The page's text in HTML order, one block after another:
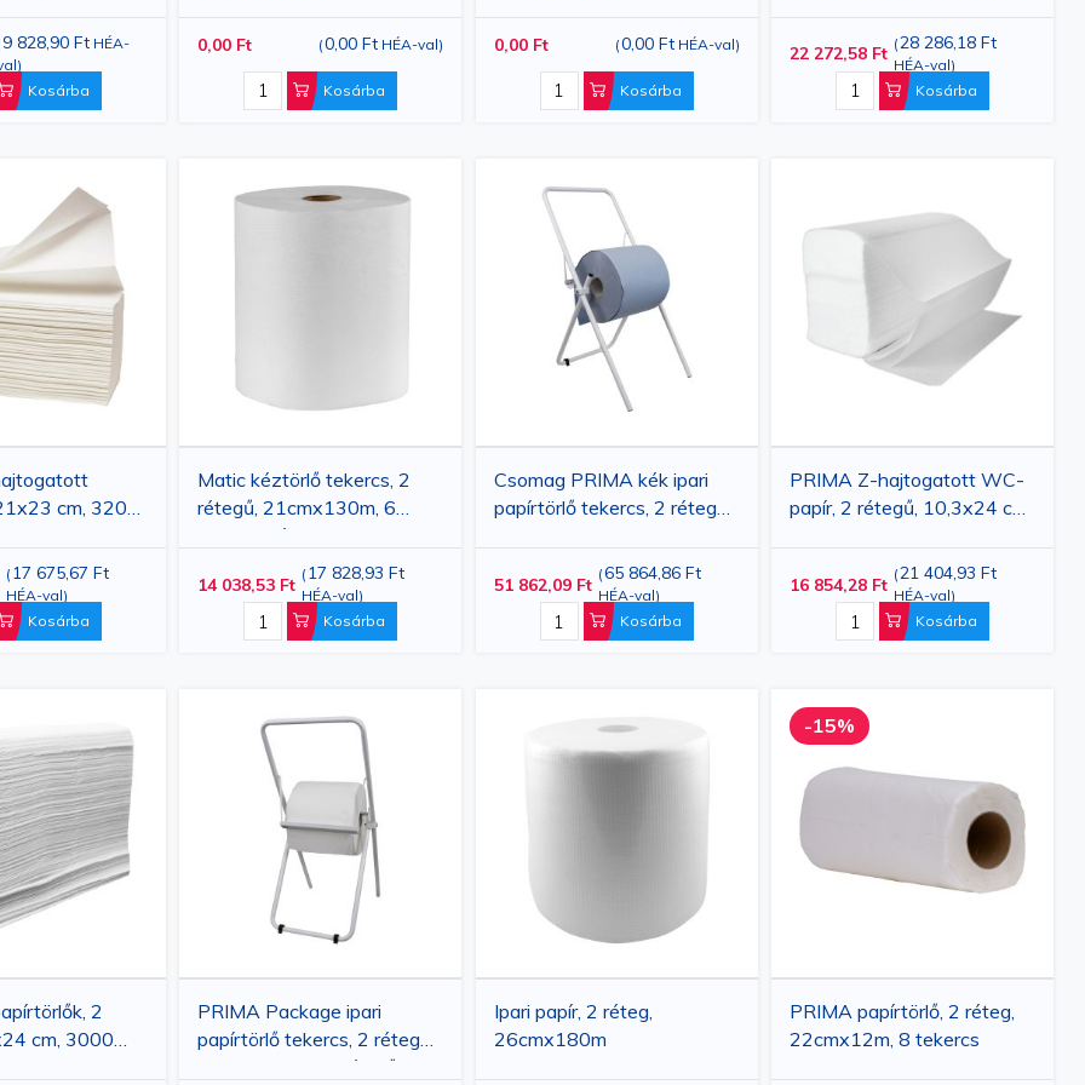
9 828,90 Ft HÉA-
)
Kosárba
0,00 Ft (0,00 Ft HÉA-val)
Kosárba
0,00 Ft (0,00 Ft HÉA-val)
Kosárba
22 272,58 Ft (28 286,18 Ft
HÉA-val)
Kosárba
cm, 3200
( 17 675,67 Ft
HÉA-val)
Kosárba
Matic kéztörlő tekercs, 2
rétegű, 21cmx130m, 6
tekercs/készlet
14 038,53 Ft ( 17 828,93 Ft
HÉA-val)
Kosárba
Csomag PRIMA kék ipari
papírtörlő tekercs, 2 rétegű,
tekercs/készlet + PRIMA
fém padlón álló adagoló
papírtekercshez
51 862,09 Ft (65 864,86 Ft
HÉA-val)
Kosárba
PRIMA Z-hajtogatott WC-
papír, 2 rétegű, 10,3x24 cm,
16 854,28 Ft (21 404,93 Ft
HÉA-val)
Kosárba
2
cm, 3000
PRIMA Package ipari
papírtörlő tekercs, 2 rétegű,
26 cmx180 m + fémből
Ipari papír, 2 réteg,
26cmx180m
-15%
PRIMA papírtörlő, 2 réteg,
22cmx12m, 8 tekercs